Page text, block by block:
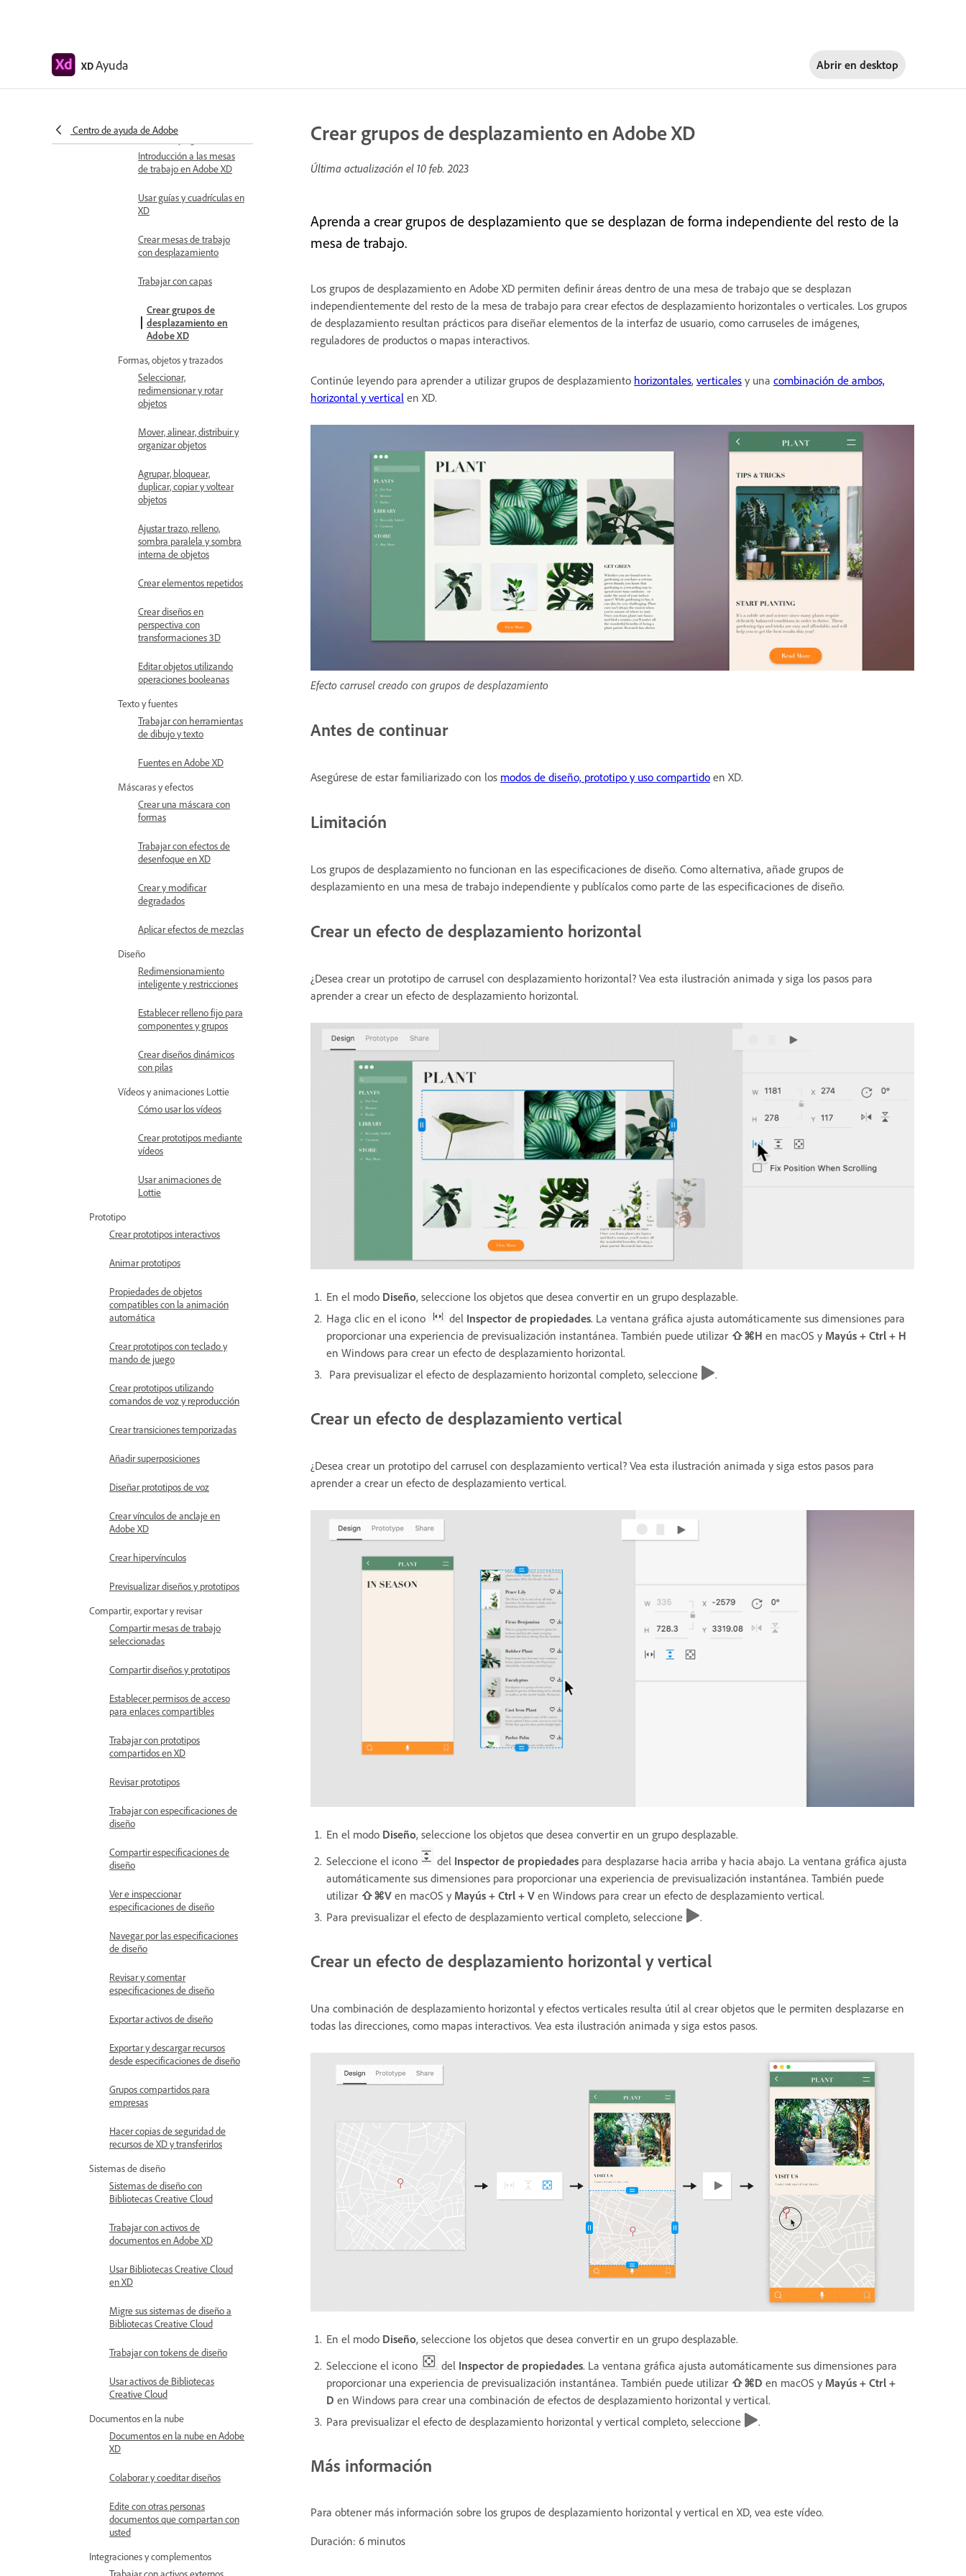
XDAyuda Abrir en desktop
Centro de ayuda de Adobe
Métodos abreviados de teclado
Diseño
Mesas de trabajo, guías y capas
Introducción a las mesas
de trabajo en Adobe XD
Usar guías y cuadrículas en
XD
Crear mesas de trabajo
con desplazamiento
Trabajar con capas
Crear grupos de
desplazamiento en
Adobe XD
Formas, objetos y trazados
Seleccionar,
redimensionar y rotar
objetos
Mover, alinear, distribuir y
organizar objetos
Agrupar, bloquear,
duplicar, copiar y voltear
objetos
Ajustar trazo, relleno,
sombra paralela y sombra
interna de objetos
Crear elementos repetidos
Crear diseños en
perspectiva con
transformaciones 3D
Editar objetos utilizando
operaciones booleanas
Texto y fuentes
Trabajar con herramientas
de dibujo y texto
Fuentes en Adobe XD
Máscaras y efectos
Crear una máscara con
formas
Trabajar con efectos de
desenfoque en XD
Crear y modificar
degradados
Aplicar efectos de mezclas
Diseño
Redimensionamiento
inteligente y restricciones
Establecer relleno fijo para
componentes y grupos
Crear diseños dinámicos
con pilas
Vídeos y animaciones Lottie
Cómo usar los vídeos
Crear prototipos mediante
vídeos
Usar animaciones de
Lottie
Prototipo
Crear prototipos interactivos
Animar prototipos
Propiedades de objetos
compatibles con la animación
automática
Crear prototipos con teclado y
mando de juego
Crear prototipos utilizando
comandos de voz y reproducción
Crear transiciones temporizadas
Añadir superposiciones
Diseñar prototipos de voz
Crear vínculos de anclaje en
Adobe XD
Crear hipervínculos
Previsualizar diseños y prototipos
Compartir, exportar y revisar
Compartir mesas de trabajo
seleccionadas
Compartir diseños y prototipos
Establecer permisos de acceso
para enlaces compartibles
Trabajar con prototipos
compartidos en XD
Revisar prototipos
Trabajar con especificaciones de
diseño
Compartir especificaciones de
diseño
Ver e inspeccionar
especificaciones de diseño
Navegar por las especificaciones
de diseño
Revisar y comentar
especificaciones de diseño
Exportar activos de diseño
Exportar y descargar recursos
desde especificaciones de diseño
Grupos compartidos para
empresas
Hacer copias de seguridad de
recursos de XD y transferirlos
Sistemas de diseño
Sistemas de diseño con
Bibliotecas Creative Cloud
Trabajar con activos de
documentos en Adobe XD
Usar Bibliotecas Creative Cloud
en XD
Migre sus sistemas de diseño a
Bibliotecas Creative Cloud
Trabajar con tokens de diseño
Usar activos de Bibliotecas
Creative Cloud
Documentos en la nube
Documentos en la nube en Adobe
XD
Colaborar y coeditar diseños
Edite con otras personas
documentos que compartan con
usted
Integraciones y complementos
Trabajar con activos externos
Crear grupos de desplazamiento en Adobe XD
Última actualización el 10 feb. 2023
Aprenda a crear grupos de desplazamiento que se desplazan de forma independiente del resto de la
mesa de trabajo.
Los grupos de desplazamiento en Adobe XD permiten definir áreas dentro de una mesa de trabajo que se desplazan
independientemente del resto de la mesa de trabajo para crear efectos de desplazamiento horizontales o verticales. Los grupos
de desplazamiento resultan prácticos para diseñar elementos de la interfaz de usuario, como carruseles de imágenes,
reguladores de productos o mapas interactivos.
Continúe leyendo para aprender a utilizar grupos de desplazamiento horizontales, verticales y una combinación de ambos,
horizontal y vertical en XD.
Efecto carrusel creado con grupos de desplazamiento
Antes de continuar
Asegúrese de estar familiarizado con los modos de diseño, prototipo y uso compartido en XD.
Limitación
Los grupos de desplazamiento no funcionan en las especificaciones de diseño. Como alternativa, añade grupos de
desplazamiento en una mesa de trabajo independiente y publícalos como parte de las especificaciones de diseño.
Crear un efecto de desplazamiento horizontal
¿Desea crear un prototipo de carrusel con desplazamiento horizontal? Vea esta ilustración animada y siga los pasos para
aprender a crear un efecto de desplazamiento horizontal.
En el modo Diseño, seleccione los objetos que desea convertir en un grupo desplazable.
Haga clic en el icono
del Inspector de propiedades. La ventana gráfica ajusta automáticamente sus dimensiones para
proporcionar una experiencia de previsualización instantánea. También puede utilizar ⇧⌘H en macOS y Mayús + Ctrl + H
en Windows para crear un efecto de desplazamiento horizontal.
Para previsualizar el efecto de desplazamiento horizontal completo, seleccione
.
Crear un efecto de desplazamiento vertical
¿Desea crear un prototipo del carrusel con desplazamiento vertical? Vea esta ilustración animada y siga estos pasos para
aprender a crear un efecto de desplazamiento vertical.
En el modo Diseño, seleccione los objetos que desea convertir en un grupo desplazable.
Seleccione el icono
del Inspector de propiedades para desplazarse hacia arriba y hacia abajo. La ventana gráfica ajusta
automáticamente sus dimensiones para proporcionar una experiencia de previsualización instantánea. También puede
utilizar ⇧⌘V en macOS y Mayús + Ctrl + V en Windows para crear un efecto de desplazamiento vertical.
Para previsualizar el efecto de desplazamiento vertical completo, seleccione
.
Crear un efecto de desplazamiento horizontal y vertical
Una combinación de desplazamiento horizontal y efectos verticales resulta útil al crear objetos que le permiten desplazarse en
todas las direcciones, como mapas interactivos. Vea esta ilustración animada y siga estos pasos.
En el modo Diseño, seleccione los objetos que desea convertir en un grupo desplazable.
Seleccione el icono
del Inspector de propiedades. La ventana gráfica ajusta automáticamente sus dimensiones para
proporcionar una experiencia de previsualización instantánea. También puede utilizar ⇧⌘D en macOS y Mayús + Ctrl +
D en Windows para crear una combinación de efectos de desplazamiento horizontal y vertical.
Para previsualizar el efecto de desplazamiento horizontal y vertical completo, seleccione
.
Más información
Para obtener más información sobre los grupos de desplazamiento horizontal y vertical en XD, vea este vídeo.
Duración: 6 minutos